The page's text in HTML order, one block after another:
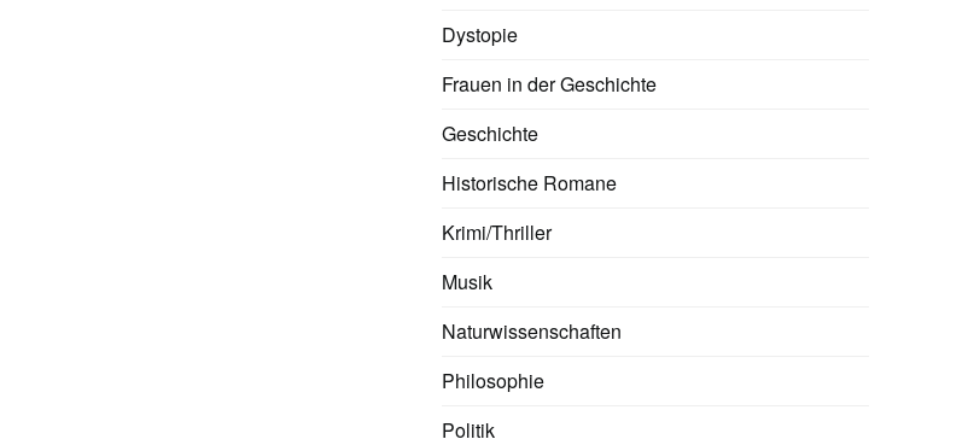
Dystopie
Frauen in der Geschichte
Geschichte
Historische Romane
Krimi/Thriller
Musik
Naturwissenschaften
Philosophie
Politik